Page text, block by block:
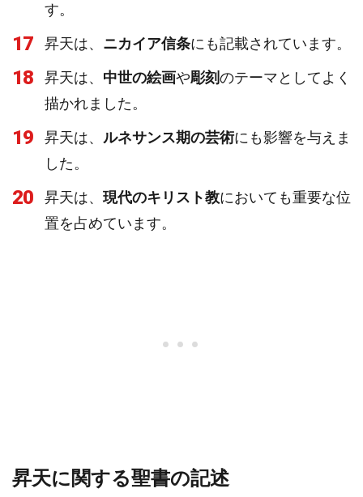
す。
17 昇天は、 ニカイア信条にも記載されています。
18 昇天は、 中世の絵画や彫刻のテーマとしてよく
描かれました。
19 昇天は、 ルネサンス期の芸術にも影響を与えま
した。
20 昇天は、 現代のキリスト教においても重要な位
置を占めています。
昇天に関する聖書の記述